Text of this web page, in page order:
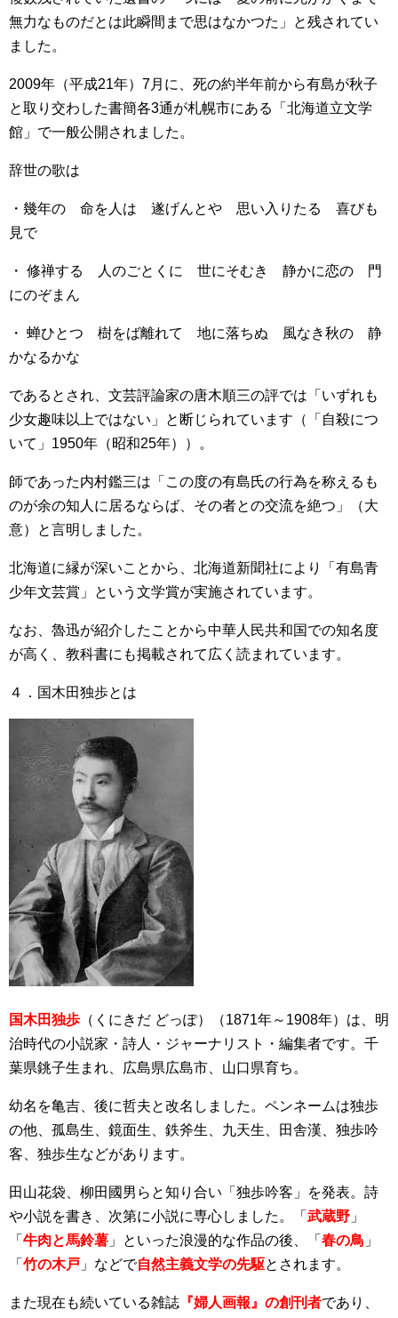
無力なものだとは此瞬間まで思はなかつた」と残されてい
ました。
2009年（平成21年）7月に、死の約半年前から有島が秋子
と取り交わした書簡各3通が札幌市にある「北海道立文学
館」で一般公開されました。
辞世の歌は
・幾年の 命を人は 遂げんとや 思い入りたる 喜びも
見で
・ 修禅する 人のごとくに 世にそむき 静かに恋の 門
にのぞまん
・ 蝉ひとつ 樹をば離れて 地に落ちぬ 風なき秋の 静
かなるかな
であるとされ、文芸評論家の唐木順三の評では「いずれも
少女趣味以上ではない」と断じられています（「自殺につ
いて」1950年（昭和25年））。
師であった内村鑑三は「この度の有島氏の行為を称えるも
のが余の知人に居るならば、その者との交流を絶つ」（大
意）と言明しました。
北海道に縁が深いことから、北海道新聞社により「有島青
少年文芸賞」という文学賞が実施されています。
なお、魯迅が紹介したことから中華人民共和国での知名度
が高く、教科書にも掲載されて広く読まれています。
４．国木田独歩とは
国木田独歩 （くにきだ どっぽ）（1871年～1908年）は、明
治時代の小説家・詩人・ジャーナリスト・編集者です。千
葉県銚子生まれ、広島県広島市、山口県育ち。
幼名を亀吉、後に哲夫と改名しました。ペンネームは独歩
の他、孤島生、鏡面生、鉄斧生、九天生、田舎漢、独歩吟
客、独歩生などがあります。
田山花袋、柳田國男らと知り合い「独歩吟客」を発表。詩
や小説を書き、次第に小説に専心しました。「 武蔵野 」
「 牛肉と馬鈴薯 」といった浪漫的な作品の後、「 春の鳥 」
「 竹の木戸 」などで自然主義文学の先駆とされます。
また現在も続いている雑誌 『婦人画報』の創刊者であり、